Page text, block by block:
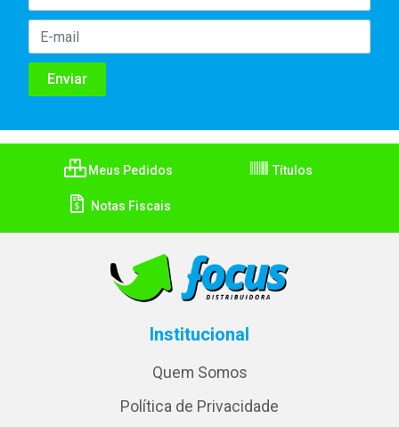
Meus Pedidos Títulos
Notas Fiscais
Institucional
Quem Somos
Política de Privacidade